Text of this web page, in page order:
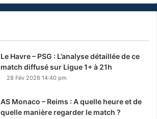
Le Havre – PSG : L’analyse détaillée de ce
match diffusé sur Ligue 1+ à 21h
28 Fév 2026 14:40 pm
AS Monaco – Reims : A quelle heure et de
quelle manière regarder le match ?